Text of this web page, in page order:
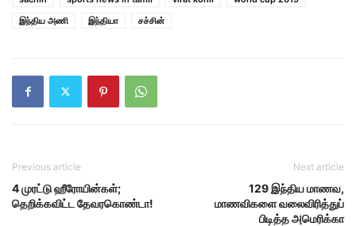
இந்திய அணி
இந்தியா சச்சின்
Previous article
4 முரட்டு ஹீரோயின்கள்;
தெறிக்கவிட்ட தேவரகொண்டா!
Next article
129 இந்திய மாணவ,
மாணவிகளை வலைவிரித்துப்
பிடித்த அமெரிக்கா